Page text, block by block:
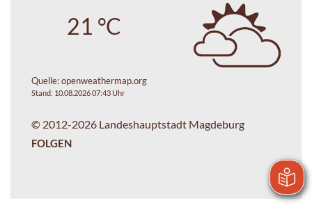
21 °C
Quelle:openweathermap.org
Stand: 10.08.2026 07:43 Uhr
© 2012-2026 Landeshauptstadt Magdeburg
FOLGEN